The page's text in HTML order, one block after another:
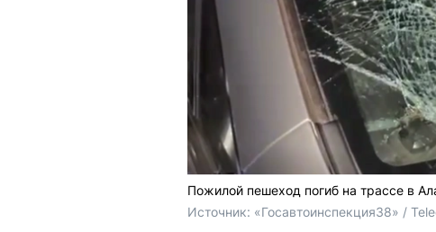
Пожилой пешеход погиб на трассе в
Источник: «Госавтоинспекция38» /